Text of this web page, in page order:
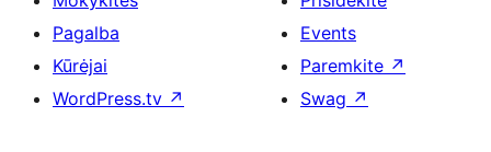
Pagalba
Kūrėjai
WordPress.tv ↗
Events
Paremkite ↗
Swag ↗